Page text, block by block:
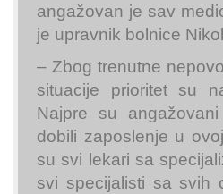
angažovan je sav
je upravnik bolnice
– Zbog trenutne
situacije prioritet su
Najpre su
dobili zaposlenje u
su svi lekari sa
svi specijalisti sa svih